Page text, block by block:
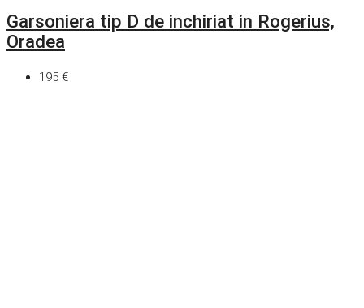
Garsoniera tip D de inchiriat in Rogerius,
Oradea
195 €